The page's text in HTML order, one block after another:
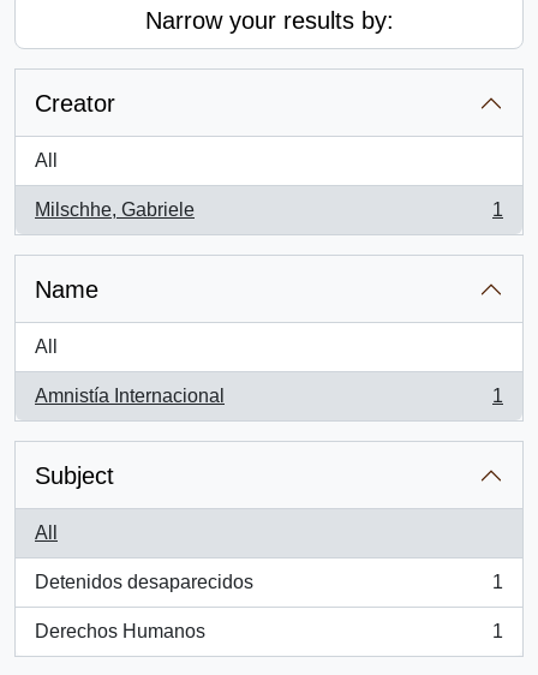
Narrow your results by:
Creator
All
Milschhe, Gabriele
, 1 results
1
Name
All
Amnistía Internacional
, 1 results
1
Subject
All
Detenidos desaparecidos
, 1 results
1
Derechos Humanos
, 1 results
1